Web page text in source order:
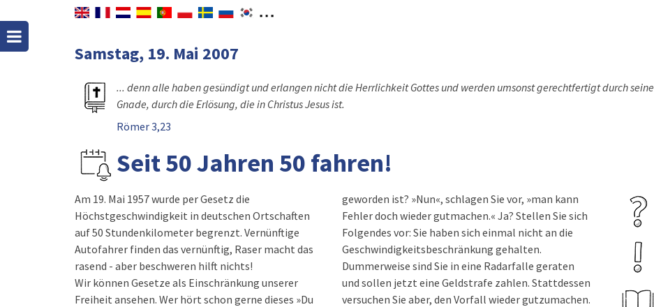
Samstag, 19. Mai 2007
... denn alle haben gesündigt und erlangen nicht die Herrlichkeit Gottes und werden umsonst gerechtfertigt durch seine
Gnade, durch die Erlösung, die in Christus Jesus ist.
Römer 3,23
Seit 50 Jahren 50 fahren!
Am 19. Mai 1957 wurde per Gesetz die
Höchstgeschwindigkeit in deutschen Ortschaften
auf 50 Stundenkilometer begrenzt. Vernünftige
Autofahrer finden das vernünftig, Raser macht das
rasend - aber beschweren hilft nichts!
Wir können Gesetze als Einschränkung unserer
Freiheit ansehen. Wer hört schon gerne dieses »Du
geworden ist? »Nun«, schlagen Sie vor, »man kann
Fehler doch wieder gutmachen.« Ja? Stellen Sie sich
Folgendes vor: Sie haben sich einmal nicht an die
Geschwindigkeitsbeschränkung gehalten.
Dummerweise sind Sie in eine Radarfalle geraten
und sollen jetzt eine Geldstrafe zahlen. Stattdessen
versuchen Sie aber, den Vorfall wieder gutzumachen.